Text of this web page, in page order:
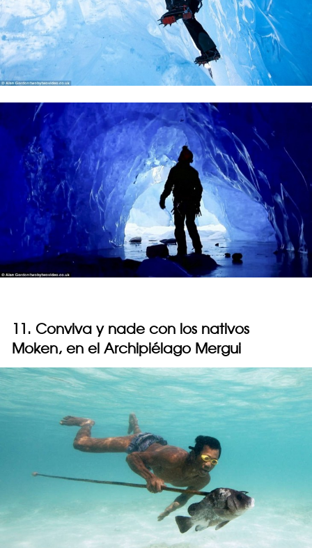
11. Conviva y nade con los nativos
Moken, en el Archipiélago Mergui